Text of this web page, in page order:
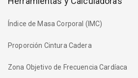
Índice de Masa Corporal (IMC)
Proporción Cintura Cadera
Zona Objetivo de Frecuencia Cardíaca